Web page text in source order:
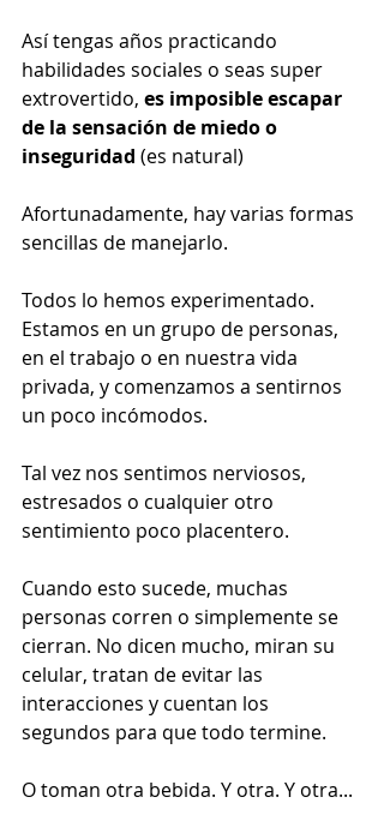
Así tengas años practicando
habilidades sociales o seas super
extrovertido, es imposible escapar
de la sensación de miedo o
inseguridad (es natural)
Afortunadamente, hay varias formas
sencillas de manejarlo.
Todos lo hemos experimentado.
Estamos en un grupo de personas,
en el trabajo o en nuestra vida
privada, y comenzamos a sentirnos
un poco incómodos.
Tal vez nos sentimos nerviosos,
estresados o cualquier otro
sentimiento poco placentero.
Cuando esto sucede, muchas
personas corren o simplemente se
cierran. No dicen mucho, miran su
celular, tratan de evitar las
interacciones y cuentan los
segundos para que todo termine.
O toman otra bebida. Y otra. Y otra...